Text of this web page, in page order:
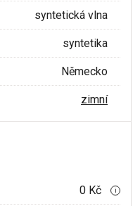
syntetická vlna
syntetika
Německo
zimní
0 Kč i